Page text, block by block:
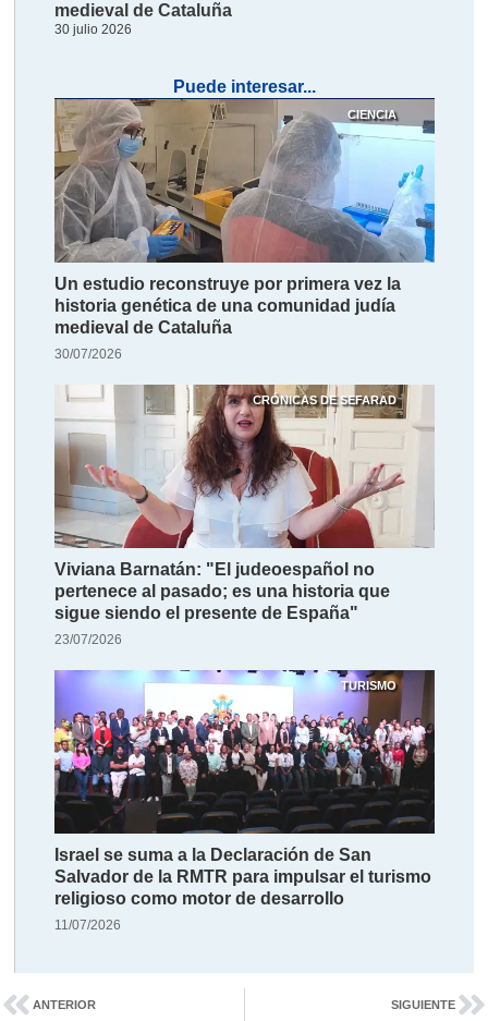
medieval de Cataluña
30 julio 2026
Puede interesar...
CIENCIA
Un estudio reconstruye por primera vez la
historia genética de una comunidad judía
medieval de Cataluña
30/07/2026
CRÓNICAS DE SEFARAD
Viviana Barnatán: "El judeoespañol no
pertenece al pasado; es una historia que
sigue siendo el presente de España"
23/07/2026
TURISMO
Israel se suma a la Declaración de San
Salvador de la RMTR para impulsar el turismo
religioso como motor de desarrollo
11/07/2026
ANTERIOR SIGUIENTE